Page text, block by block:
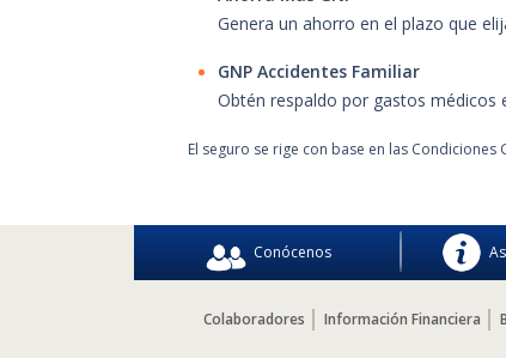
Conócenos
Colaboradores Información Financiera